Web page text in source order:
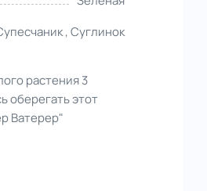
, Суглинок
растения 3
оберегать этот
Ватерер"